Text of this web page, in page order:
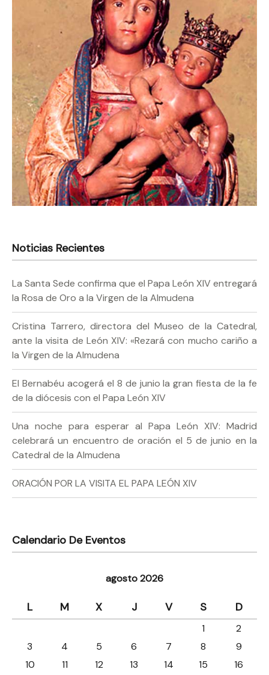
Noticias Recientes
La Santa Sede confirma que el Papa León XIV entregará
la Rosa de Oro a la Virgen de la Almudena
Cristina Tarrero, directora del Museo de la Catedral,
ante la visita de León XIV: «Rezará con mucho cariño a
la Virgen de la Almudena
El Bernabéu acogerá el 8 de junio la gran fiesta de la fe
de la diócesis con el Papa León XIV
Una noche para esperar al Papa León XIV: Madrid
celebrará un encuentro de oración el 5 de junio en la
Catedral de la Almudena
ORACIÓN POR LA VISITA EL PAPA LEÓN XIV
Calendario De Eventos
agosto 2026
L M X J V S D
1
2
3
4 5 6 7 8
9
10
11 12 13 14 15
16